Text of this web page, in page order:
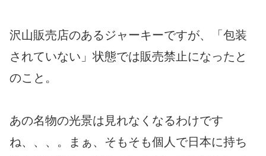
沢山販売店のあるジャーキーですが、「包装
されていない」状態では販売禁止になったと
のこと。
あの名物の光景は見れなくなるわけです
ね、、、。まぁ、そもそも個人で日本に持ち